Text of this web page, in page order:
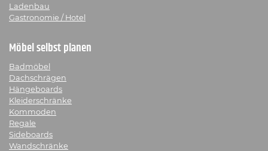
Ladenbau
Gastronomie / Hotel
Möbel selbst planen
Badmöbel
Dachschrägen
Hängeboards
Kleiderschränke
Kommoden
Regale
Sideboards
Wandschränke